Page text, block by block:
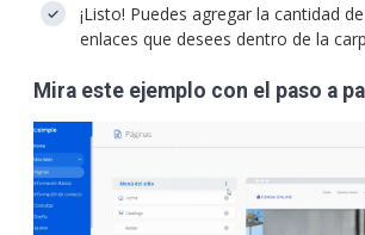
¡Listo! Puedes agregar la cantidad
enlaces que desees dentro de la
Mira este ejemplo con el paso a